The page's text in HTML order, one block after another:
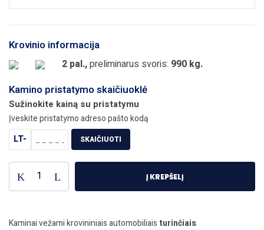
Krovinio informacija
2 pal.,preliminarus svoris: 990 kg.
Kamino pristatymo skaičiuoklė
Sužinokite kainą su pristatymu
Įveskite pristatymo adreso pašto kodą
LT-
SKAIČIUOTI
Į KREPŠELĮ
Kaminai vežami krovininiais automobiliais turinčiais